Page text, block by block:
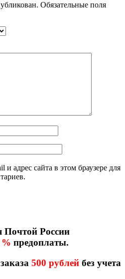
Обязательные поля
адрес сайта в этом браузере для
Почтой России
% предоплаты.
500 рублей без учета